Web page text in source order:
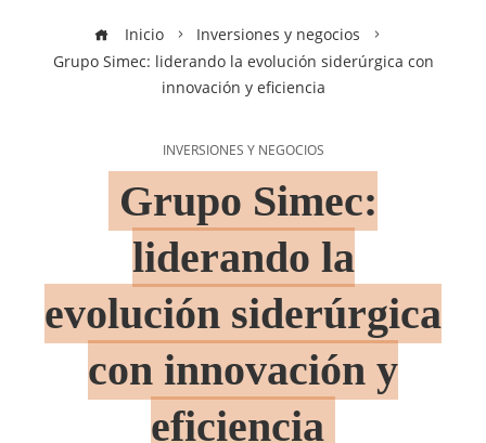
Inicio
Inversiones y negocios
Grupo Simec: liderando la evolución siderúrgica con
innovación y eficiencia
INVERSIONES Y NEGOCIOS
Grupo Simec:
liderando la
evolución siderúrgica
con innovación y
eficiencia